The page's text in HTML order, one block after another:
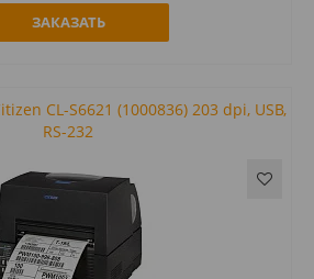
ЗАКАЗАТЬ
CL-S6621 (1000836) 203 dpi, USB,
RS-232